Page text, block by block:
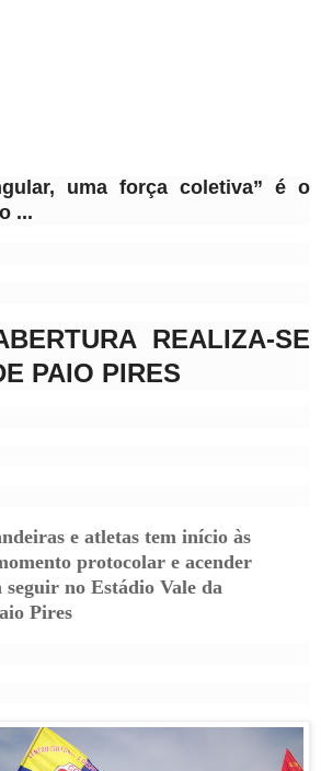
uma força coletiva” é o
...
REALIZA-SE
PAIO PIRES
e atletas tem início às
protocolar e acender
no Estádio Vale da
Pires